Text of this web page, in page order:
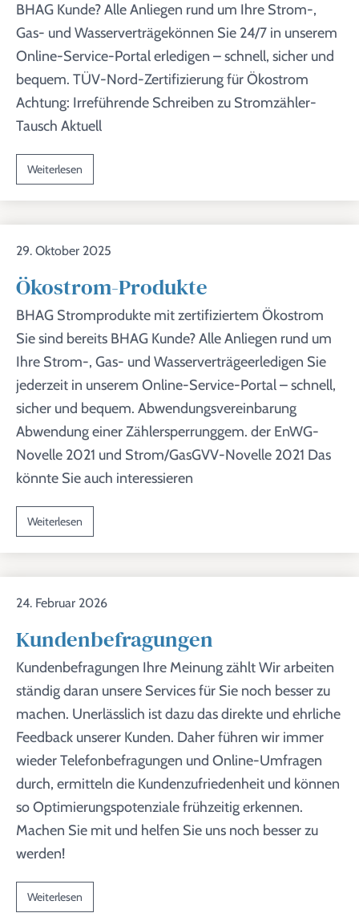
BHAG Kunde? Alle Anliegen rund um Ihre Strom-,
Gas- und Wasserverträgekönnen Sie 24/7 in unserem
Online-Service-Portal erledigen – schnell, sicher und
bequem. TÜV-Nord-Zertifizierung für Ökostrom
Achtung: Irreführende Schreiben zu Stromzähler-
Tausch Aktuell
Weiterlesen
29. Oktober 2025
Ökostrom-Produkte
BHAG Stromprodukte mit zertifiziertem Ökostrom
Sie sind bereits BHAG Kunde? Alle Anliegen rund um
Ihre Strom-, Gas- und Wasserverträgeerledigen Sie
jederzeit in unserem Online-Service-Portal – schnell,
sicher und bequem. Abwendungsvereinbarung
Abwendung einer Zählersperrunggem. der EnWG-
Novelle 2021 und Strom/GasGVV-Novelle 2021 Das
könnte Sie auch interessieren
Weiterlesen
24. Februar 2026
Kundenbefragungen
Kundenbefragungen Ihre Meinung zählt Wir arbeiten
ständig daran unsere Services für Sie noch besser zu
machen. Unerlässlich ist dazu das direkte und ehrliche
Feedback unserer Kunden. Daher führen wir immer
wieder Telefonbefragungen und Online-Umfragen
durch, ermitteln die Kundenzufriedenheit und können
so Optimierungspotenziale frühzeitig erkennen.
Machen Sie mit und helfen Sie uns noch besser zu
werden!
Weiterlesen